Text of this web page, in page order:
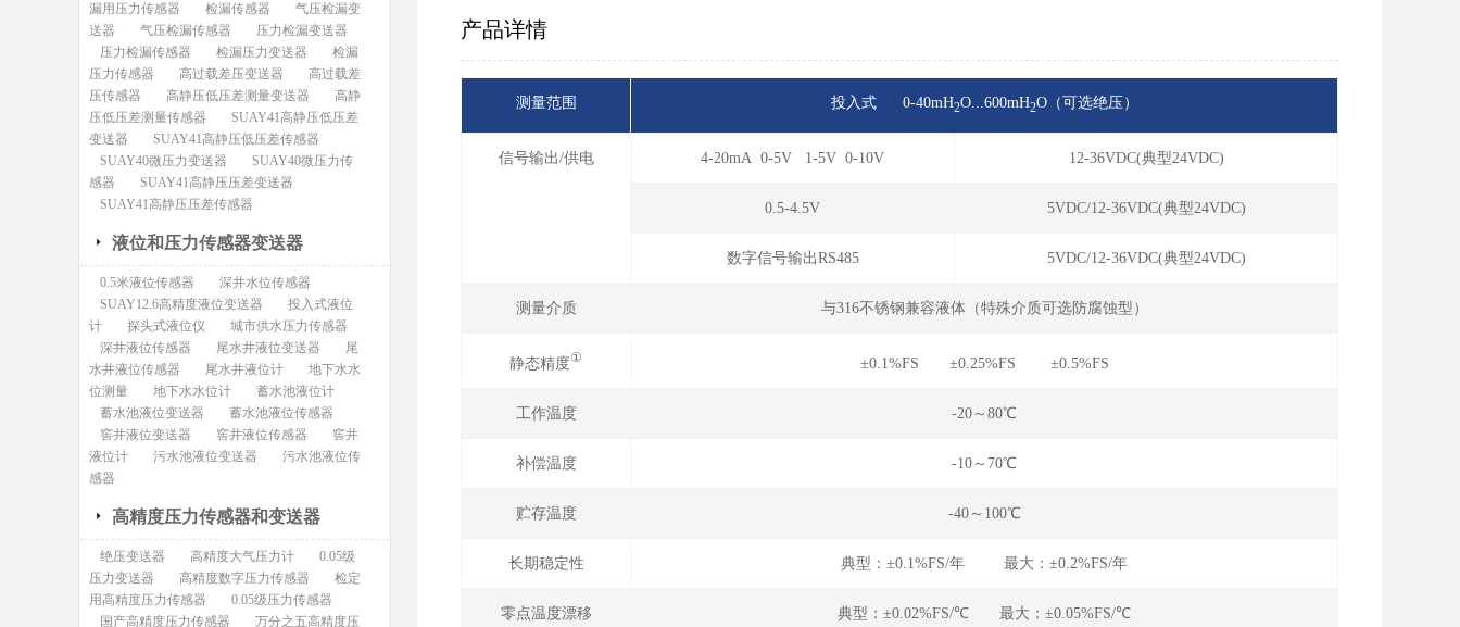
产品详情
测量范围 投入式 0-40mH2O...600mH2O（可选绝压）
信号输出/供电 4-20mA 0-5V 1-5V 0-10V 12-36VDC(典型24VDC)
0.5-4.5V 5VDC/12-36VDC(典型24VDC)
数字信号输出RS485 5VDC/12-36VDC(典型24VDC)
测量介质 与316不锈钢兼容液体（特殊介质可选防腐蚀型）
静态精度① ±0.1%FS ±0.25%FS ±0.5%FS
工作温度 -20～80℃
补偿温度 -10～70℃
贮存温度 -40～100℃
长期稳定性 典型：±0.1%FS/年 最大：±0.2%FS/年
零点温度漂移 典型：±0.02%FS/℃ 最大：±0.05%FS/℃
漏用压力传感器
检漏传感器
气压检漏变
送器
气压检漏传感器
压力检漏变送器
压力检漏传感器
检漏压力变送器
检漏
压力传感器
高过载差压变送器
高过载差
压传感器
高静压低压差测量变送器
高静
压低压差测量传感器
SUAY41高静压低压差
变送器
SUAY41高静压低压差传感器
SUAY40微压力变送器
SUAY40微压力传
感器
SUAY41高静压压差变送器
SUAY41高静压压差传感器
液位和压力传感器变送器
0.5米液位传感器
深井水位传感器
SUAY12.6高精度液位变送器
投入式液位
计
探头式液位仪
城市供水压力传感器
深井液位传感器
尾水井液位变送器
尾
水井液位传感器
尾水井液位计
地下水水
位测量
地下水水位计
蓄水池液位计
蓄水池液位变送器
蓄水池液位传感器
窖井液位变送器
窖井液位传感器
窖井
液位计
污水池液位变送器
污水池液位传
感器
高精度压力传感器和变送器
绝压变送器 高精度大气压力计
0.05级
压力变送器
高精度数字压力传感器
检定
用高精度压力传感器
0.05级压力传感器
国产高精度压力传感器
万分之五高精度压